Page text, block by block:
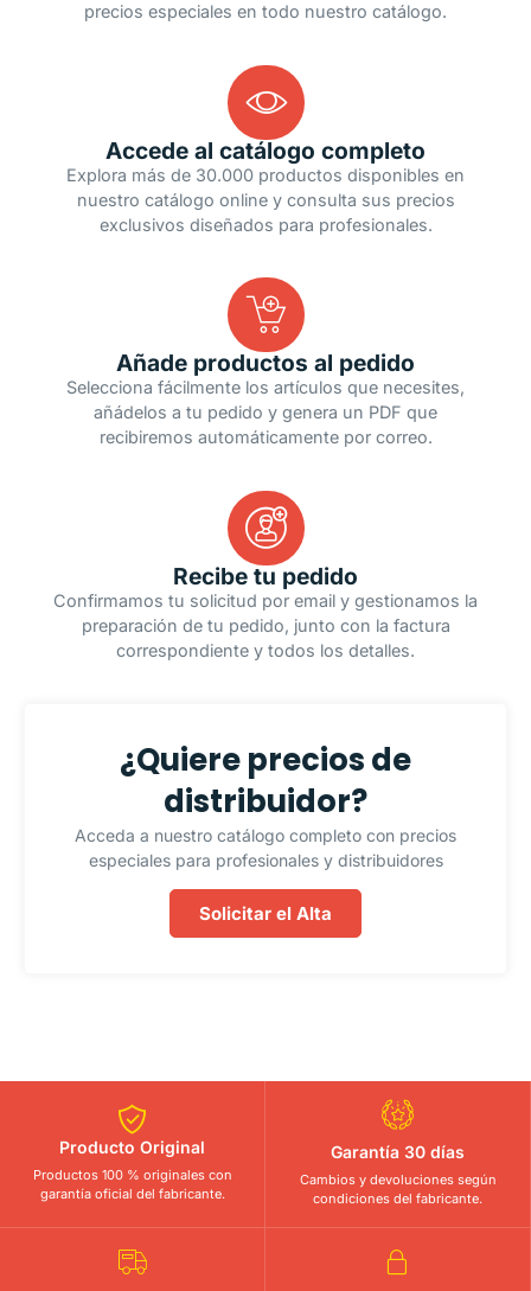
precios especiales en todo nuestro catálogo.
Accede al catálogo completo
Explora más de 30.000 productos disponibles en
nuestro catálogo online y consulta sus precios
exclusivos diseñados para profesionales.
Añade productos al pedido
Selecciona fácilmente los artículos que necesites,
añádelos a tu pedido y genera un PDF que
recibiremos automáticamente por correo.
Recibe tu pedido
Confirmamos tu solicitud por email y gestionamos la
preparación de tu pedido, junto con la factura
correspondiente y todos los detalles.
¿Quiere precios de
distribuidor?
Acceda a nuestro catálogo completo con precios
especiales para profesionales y distribuidores
Solicitar el Alta
Producto Original
Productos 100 % originales con
garantía oficial del fabricante.
Garantía 30 días
Cambios y devoluciones según
condiciones del fabricante.